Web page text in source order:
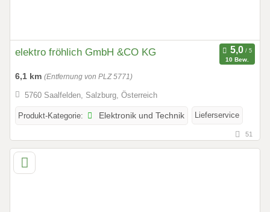
elektro fröhlich GmbH &CO KG
10 Bew.
6,1 km (Entfernung von PLZ 5771)
5760 Saalfelden, Salzburg, Österreich
Produkt-Kategorie: Elektronik und Technik Lieferservice
51